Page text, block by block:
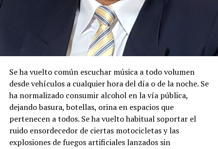
Aceptar a trámite la solicitud de Autorización de Uso
y/o Aprovechamiento de Agua paraMINERÍA
haberse emitido el Certificado de Disponibilidad de Agua
(CDA), en cumplimiento con el artículo 23 de la Ley
Orgánica de Recursos Hídricos, Usos y Aprovechamiento
Reglamento General de Aplicación a la Ley. Por lo
expuesto, se dispone el cumplimiento de las siguientes
diligencias.
2.-Notifíquese a los señores:
MARIA ROSARIO SANCHEZ BUCLE
Se ha vuelto común escuchar música a todo volumen
desde vehículos a cualquier hora del día o de la noche. Se
ha normalizado consumir alcohol en la vía pública,
dejando basura, botellas, orina en espacios que
pertenecen a todos. Se ha vuelto habitual soportar el
ruido ensordecedor de ciertas motocicletas y las
explosiones de fuegos artificiales lanzados sin